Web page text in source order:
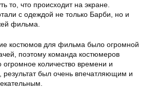
то, что происходит на экране.
с одеждой не только Барби, но и
фильма.
костюмов для фильма было огромной
поэтому команда костюмеров
огромное количество времени и
результат был очень впечатляющим и